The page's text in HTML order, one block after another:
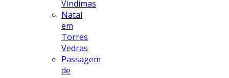
Vindimas
Natal
em
Torres
Vedras
Passagem
de